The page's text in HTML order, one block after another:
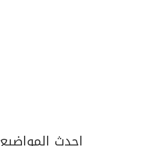
احدث المواضيع